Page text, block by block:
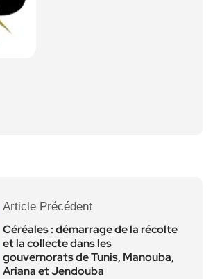
Article Précédent
Céréales : démarrage de la récolte
et la collecte dans les
gouvernorats de Tunis, Manouba,
Ariana et Jendouba